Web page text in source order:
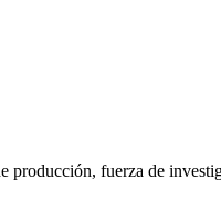
producción, fuerza de